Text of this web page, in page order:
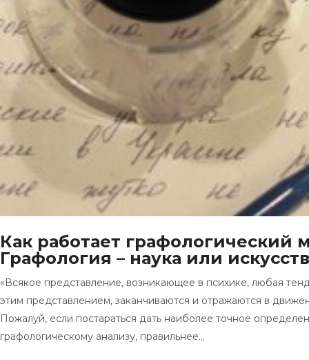
Как работает графологический
Графология – наука или
«Всякое представление, возникающее в психике, любая
этим представлением, заканчиваются и отражаются в
Пожалуй, если постараться дать наиболее точное
графологическому анализу, правильнее…